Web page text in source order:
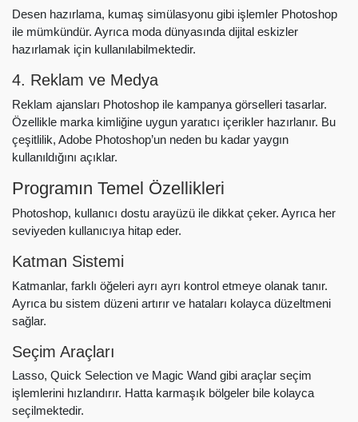
Desen hazırlama, kumaş simülasyonu gibi işlemler Photoshop
ile mümkündür. Ayrıca moda dünyasında dijital eskizler
hazırlamak için kullanılabilmektedir.
4. Reklam ve Medya
Reklam ajansları Photoshop ile kampanya görselleri tasarlar.
Özellikle marka kimliğine uygun yaratıcı içerikler hazırlanır. Bu
çeşitlilik, Adobe Photoshop’un neden bu kadar yaygın
kullanıldığını açıklar.
Programın Temel Özellikleri
Photoshop, kullanıcı dostu arayüzü ile dikkat çeker. Ayrıca her
seviyeden kullanıcıya hitap eder.
Katman Sistemi
Katmanlar, farklı öğeleri ayrı ayrı kontrol etmeye olanak tanır.
Ayrıca bu sistem düzeni artırır ve hataları kolayca düzeltmeni
sağlar.
Seçim Araçları
Lasso, Quick Selection ve Magic Wand gibi araçlar seçim
işlemlerini hızlandırır. Hatta karmaşık bölgeler bile kolayca
seçilmektedir.